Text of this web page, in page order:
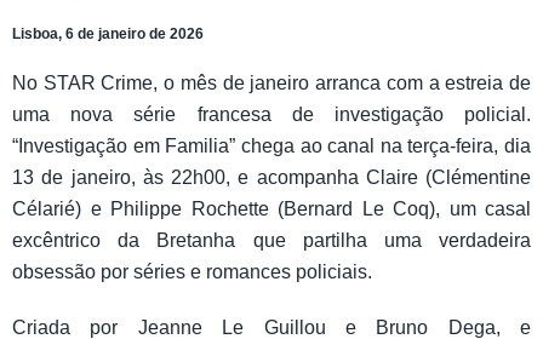
Lisboa, 6 de janeiro de 2026
No STAR Crime, o mês de janeiro arranca com a estreia de
uma nova série francesa de investigação policial.
“Investigação em Familia” chega ao canal na terça-feira, dia
13 de janeiro, às 22h00, e acompanha Claire (Clémentine
Célarié) e Philippe Rochette (Bernard Le Coq), um casal
excêntrico da Bretanha que partilha uma verdadeira
obsessão por séries e romances policiais.
Criada por Jeanne Le Guillou e Bruno Dega, e